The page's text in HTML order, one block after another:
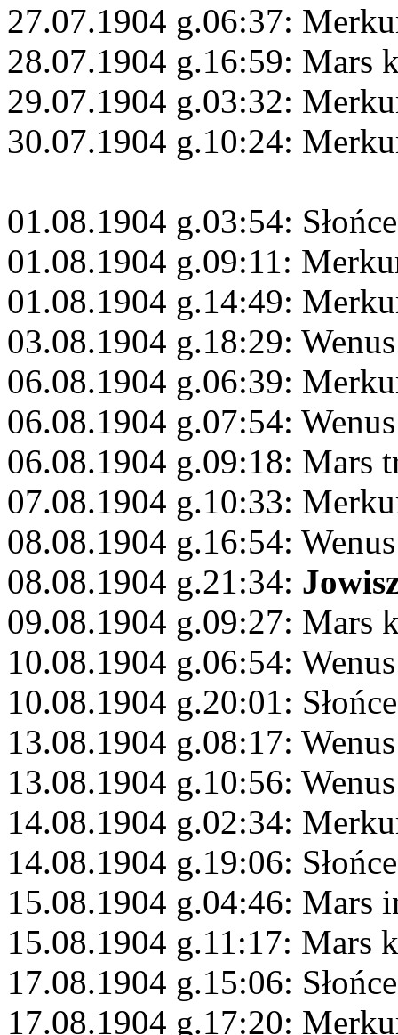
27.07.1904 g.06:37:
28.07.1904 g.16:59: Mars
29.07.1904 g.03:32:
30.07.1904 g.10:24:
01.08.1904 g.03:54:
01.08.1904 g.09:11:
01.08.1904 g.14:49:
03.08.1904 g.18:29:
06.08.1904 g.06:39:
06.08.1904 g.07:54:
06.08.1904 g.09:18: Mars
07.08.1904 g.10:33:
08.08.1904 g.16:54:
08.08.1904 g.21:34:
09.08.1904 g.09:27: Mars
10.08.1904 g.06:54:
10.08.1904 g.20:01:
13.08.1904 g.08:17:
13.08.1904 g.10:56:
14.08.1904 g.02:34:
14.08.1904 g.19:06:
15.08.1904 g.04:46: Mars
15.08.1904 g.11:17: Mars
17.08.1904 g.15:06:
17.08.1904 g.17:20: